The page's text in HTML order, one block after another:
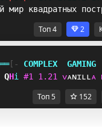
мир квадратных
Топ 4 2
══[‐ COMPL EX GAMING
]Ti #1 1 . 21 ᴠᴀɴɪʟʟᴀ
Топ 5 152